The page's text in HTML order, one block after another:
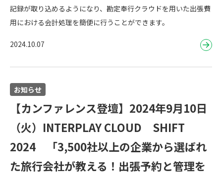
記録が取り込めるようになり、勘定奉行クラウドを用いた出張費
用における会計処理を簡便に行うことができます。
2024.10.07
お知らせ
【カンファレンス登壇】2024年9月10日
（火）INTERPLAY CLOUD SHIFT
2024 「3,500社以上の企業から選ばれ
た旅行会社が教える！出張予約と管理を